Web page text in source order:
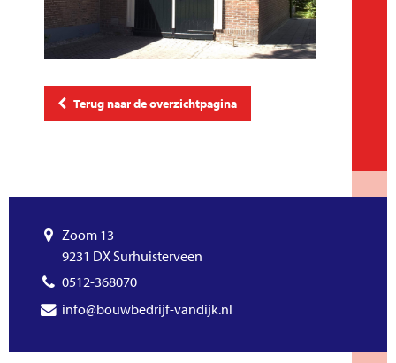
Terug naar de overzichtpagina
Zoom 13
9231 DX Surhuisterveen
0512-368070
info@bouwbedrijf-vandijk.nl